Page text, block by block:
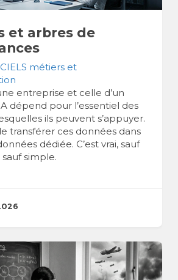
et arbres de
métiers et
entreprise et celle d’un
dépend pour l’essentiel des
ils peuvent s’appuyer.
transférer ces données dans
dédiée. C’est vrai, sauf
simple.